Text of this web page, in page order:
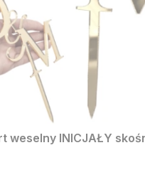
weselny INICJAŁY